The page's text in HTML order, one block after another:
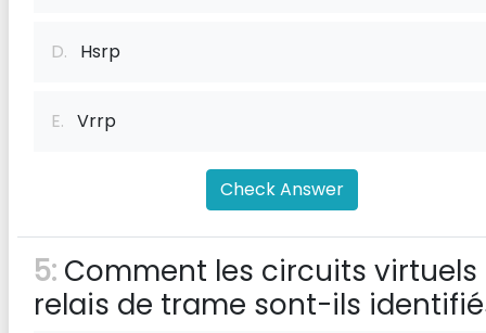
D. Hsrp
E. Vrrp
Check Answer
5: Comment les circuits virtuels
relais de trame sont-ils